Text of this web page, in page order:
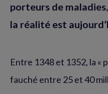
porteurs de
la réalité est
Entre 1348 et 1352, la «
fauché entre 25 et 40